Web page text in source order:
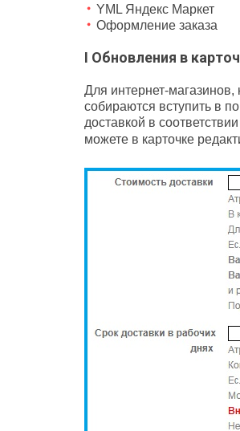
YML Яндекс Маркет
Оформление заказа
I Обновления в
Для интернет-магазинов,
собираются вступить в
доставкой в
можете в карточке